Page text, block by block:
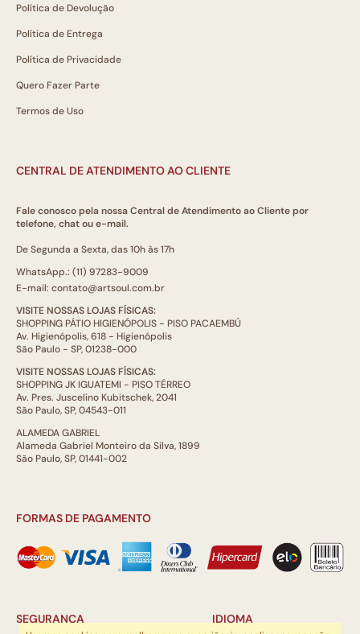
Política de Devolução
Política de Entrega
Política de Privacidade
Quero Fazer Parte
Termos de Uso
CENTRAL DE ATENDIMENTO AO CLIENTE
Fale conosco pela nossa Central de Atendimento ao Cliente por
telefone, chat ou e-mail.
De Segunda a Sexta, das 10h às 17h
WhatsApp.: (11) 97283-9009
E-mail: contato@artsoul.com.br
VISITE NOSSAS LOJAS FÍSICAS:
SHOPPING PÁTIO HIGIENÓPOLIS - PISO PACAEMBÚ
Av. Higienópolis, 618 - Higienópolis
São Paulo - SP, 01238-000
VISITE NOSSAS LOJAS FÍSICAS:
SHOPPING JK IGUATEMI - PISO TÉRREO
Av. Pres. Juscelino Kubitschek, 2041
São Paulo, SP, 04543-011
ALAMEDA GABRIEL
Alameda Gabriel Monteiro da Silva, 1899
São Paulo, SP, 01441-002
FORMAS DE PAGAMENTO
SEGURANÇA IDIOMA